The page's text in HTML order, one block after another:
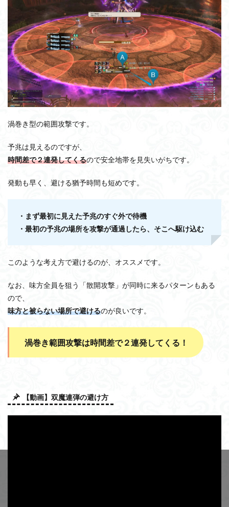
渦巻き型の範囲攻撃です。
予兆は見えるのですが、
時間差で２連発してくるので安全地帯を見失いがちです。
発動も早く、避ける猶予時間も短めです。
・まず最初に見えた予兆のすぐ外で待機
・最初の予兆の場所を攻撃が通過したら、そこへ駆け込む
このような考え方で避けるのが、オススメです。
なお、味方全員を狙う「散開攻撃」が同時に来るパターンもある
ので、
味方と被らない場所で避けるのが良いです。
渦巻き範囲攻撃は時間差で２連発してくる！
【動画】双魔連弾の避け方